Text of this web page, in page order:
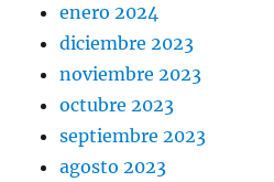
enero 2024
diciembre 2023
noviembre 2023
octubre 2023
septiembre 2023
agosto 2023